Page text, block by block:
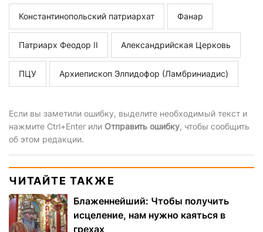
Константинопольский патриархат Фанар
Патриарх Феодор II Александрийская Церковь
ПЦУ Архиепископ Элпидофор (Ламбриниадис)
Если вы заметили ошибку, выделите необходимый текст и
нажмите Ctrl+Enter или Отправить ошибку, чтобы сообщить
об этом редакции.
ЧИТАЙТЕ ТАКЖЕ
Блаженнейший: Чтобы получить
исцеление, нам нужно каяться в
грехах